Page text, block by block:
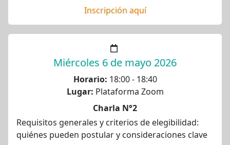
Inscripción aquí
Miércoles 6 de mayo 2026
Horario: 18:00 - 18:40
Lugar: Plataforma Zoom
Charla N°2
Requisitos generales y criterios de elegibilidad:
quiénes pueden postular y consideraciones clave